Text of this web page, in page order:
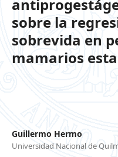
sobre la
sobrevida en
mamarios
Guillermo Hermo
Universidad Nacional de